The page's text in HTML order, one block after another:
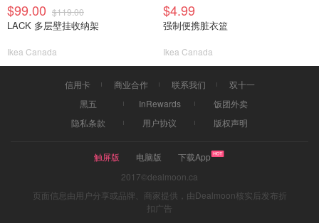
$99.00 $119.00
LACK 多层壁挂收纳架
Ikea Canada
$4.99
强制便携脏衣篮
Ikea Canada
信用卡 商业合作 联系我们
双十一
黑五
InRewards
饭团外卖
隐私条款
用户协议 版权声明
触屏版 电脑版
下载App
2017©dealmoon.ca
页面信息由用户分享或品牌、商家提供，由Dealmoon核实后发布折
扣广告